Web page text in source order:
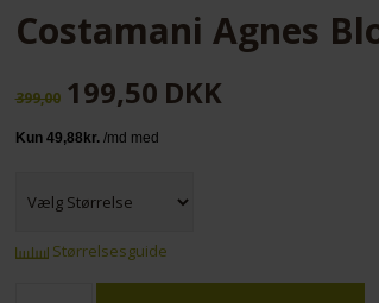
Costamani Agnes
399,00 199,50 DKK
Størrelsesguide